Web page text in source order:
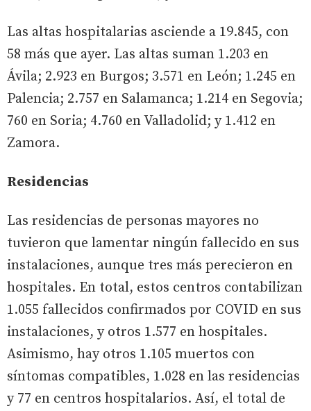
Las altas hospitalarias asciende a 19.845, con
58 más que ayer. Las altas suman 1.203 en
Ávila; 2.923 en Burgos; 3.571 en León; 1.245 en
Palencia; 2.757 en Salamanca; 1.214 en Segovia;
760 en Soria; 4.760 en Valladolid; y 1.412 en
Zamora.
Residencias
Las residencias de personas mayores no
tuvieron que lamentar ningún fallecido en sus
instalaciones, aunque tres más perecieron en
hospitales. En total, estos centros contabilizan
1.055 fallecidos confirmados por COVID en sus
instalaciones, y otros 1.577 en hospitales.
Asimismo, hay otros 1.105 muertos con
síntomas compatibles, 1.028 en las residencias
y 77 en centros hospitalarios. Así, el total de